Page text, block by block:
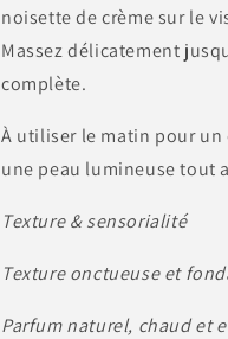
noisette de crème sur le
Massez délicatement
complète.
À utiliser le matin pour
une peau lumineuse tout
Texture & sensorialité
Texture onctueuse et
Parfum naturel, chaud et